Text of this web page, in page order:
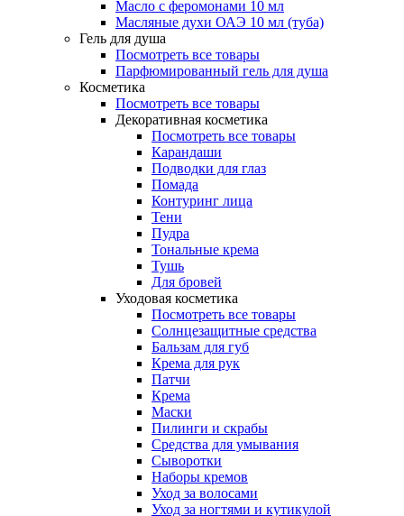
Масло с феромонами 10 мл
Масляные духи ОАЭ 10 мл (туба)
Гель для душа
Посмотреть все товары
Парфюмированный гель для душа
Косметика
Посмотреть все товары
Декоративная косметика
Посмотреть все товары
Карандаши
Подводки для глаз
Помада
Контуринг лица
Тени
Пудра
Тональные крема
Тушь
Для бровей
Уходовая косметика
Посмотреть все товары
Солнцезащитные средства
Бальзам для губ
Крема для рук
Патчи
Крема
Маски
Пилинги и скрабы
Средства для умывания
Сыворотки
Наборы кремов
Уход за волосами
Уход за ногтями и кутикулой